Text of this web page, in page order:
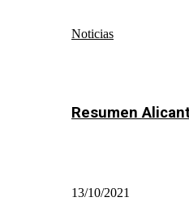
Noticias
Resumen
13/10/2021